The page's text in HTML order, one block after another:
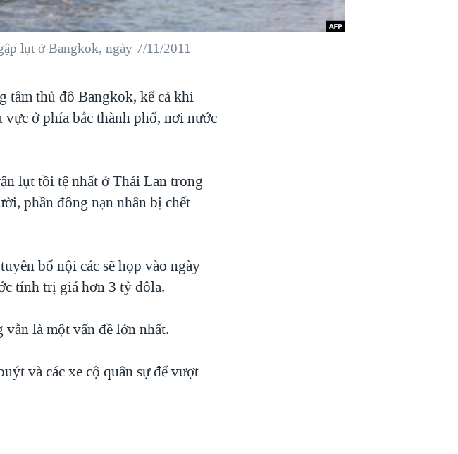
lụt ở Bangkok, ngày 7/11/2011
tâm thủ đô Bangkok, kể cả khi
vực ở phía bắc thành phố, nơi nước
lụt tồi tệ nhất ở Thái Lan trong
phần đông nạn nhân bị chết
bố nội các sẽ họp vào ngày
tính trị giá hơn 3 tỷ đôla.
là một vấn đề lớn nhất.
và các xe cộ quân sự để vượt